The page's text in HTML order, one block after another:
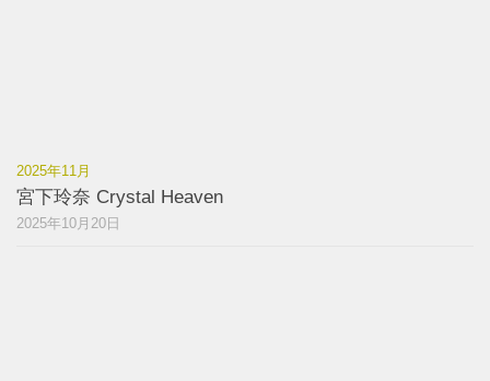
2025年11月
宮下玲奈 Crystal Heaven
2025年10月20日